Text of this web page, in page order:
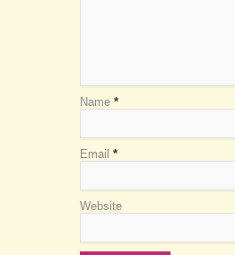
Name *
Email *
Website